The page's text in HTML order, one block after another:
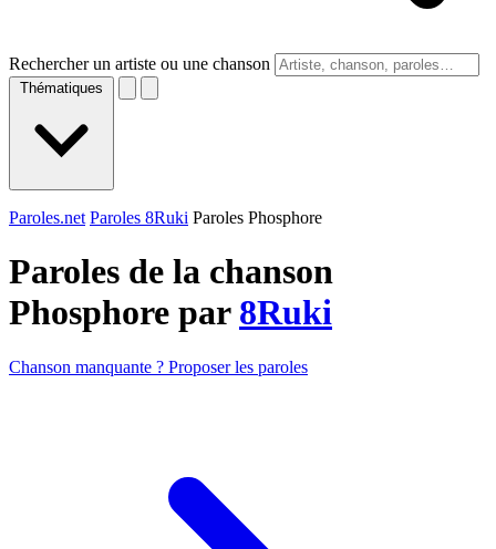
Rechercher un artiste ou une chanson
Thématiques
Paroles.net Paroles 8Ruki Paroles Phosphore
Paroles de la chanson
Phosphore par 8Ruki
Chanson manquante ? Proposer les paroles